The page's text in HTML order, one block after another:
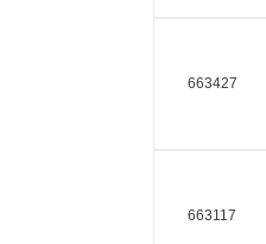
663427
663117